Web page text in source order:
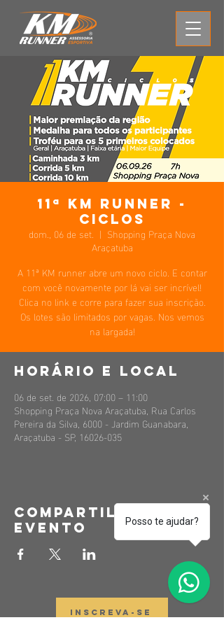
11ª KM Runner -
Ciclos
dom., 06 de set.
  |
Shopping Praça Nova
Araçatuba
A 11ª KM runner abre um novo ciclo. E contar
com você novamente por lá vai ser incrível!
Clica no link e corre para fazer sua inscrição.
Os lotes são limitados por vagas. Nos vemos
na largada!
Horário e local
06 de set. de 2026, 07:00 – 11:00
Shopping Praça Nova Araçatuba, Rua Carlos
Pereira da Silva, 6000 - Jardim Guanabara,
Araçatuba - SP, 16026-035
Compartilhe esse
evento
INSCREVA-SE
Posso te ajudar?